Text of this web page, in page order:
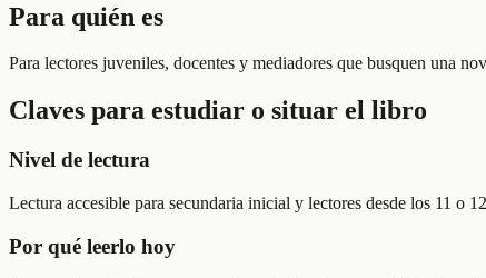
Para quién es
Para lectores juveniles, docentes y mediadores que busquen una
Claves para estudiar o situar el libro
Nivel de lectura
Lectura accesible para secundaria inicial y lectores desde los 11 o
Por qué leerlo hoy